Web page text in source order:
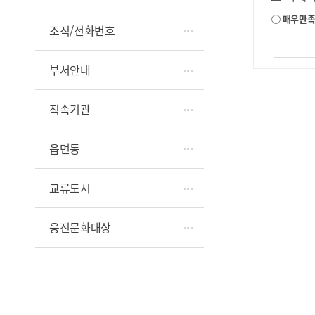
조직/전화번호
부서안내
직속기관
읍면동
교류도시
웅진문화대상
매우만족